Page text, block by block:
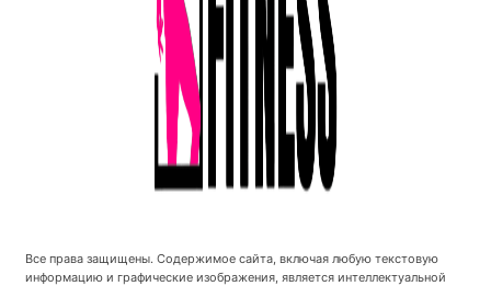
Все права защищены. Содержимое сайта, включая любую текстовую
информацию и графические изображения, является интеллектуальной